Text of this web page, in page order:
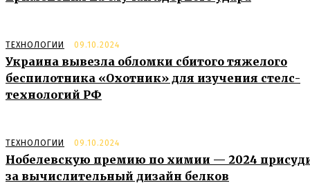
ТЕХНОЛОГИИ 09.10.2024
Украина вывезла обломки сбитого тяжелого
беспилотника «Охотник» для изучения стелс-
технологий РФ
ТЕХНОЛОГИИ 09.10.2024
Нобелевскую премию по химии — 2024
за вычислительный дизайн белков